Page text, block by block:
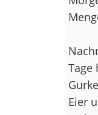
Tage
Eier